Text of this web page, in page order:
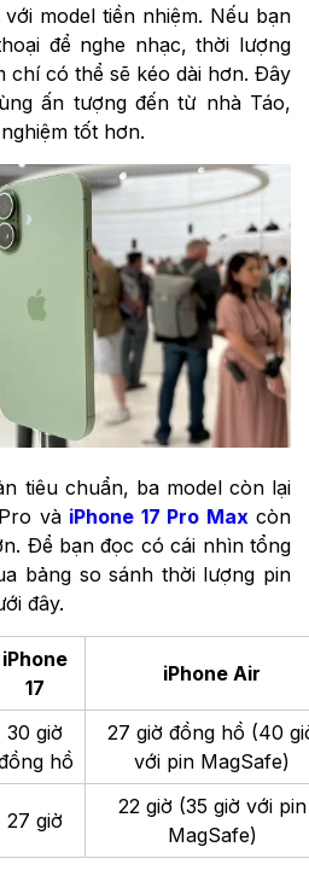
model tiền nhiệm. Nếu bạn
để nghe nhạc, thời lượng
chí có thể sẽ kéo dài hơn. Đây
ấn tượng đến từ nhà Táo,
tốt hơn.
tiêu chuẩn, ba model còn lại
và iPhone 17 Pro Max còn
Để bạn đọc có cái nhìn tổng
bảng so sánh thời lượng pin
đây.
iPhone
17
iPhone Air
30 giờ
hồ
27 giờ đồng hồ (40
với pin MagSafe)
27 giờ
22 giờ (35 giờ với pin
MagSafe)